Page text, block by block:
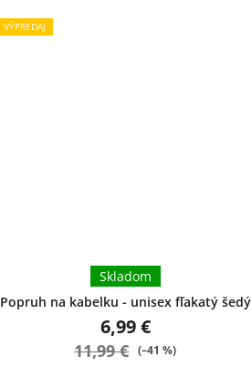
VÝPREDAJ
Popruh na kabelku - unisex fľakatý šedý
Skladom
6,99 €
11,99 € (–41 %)